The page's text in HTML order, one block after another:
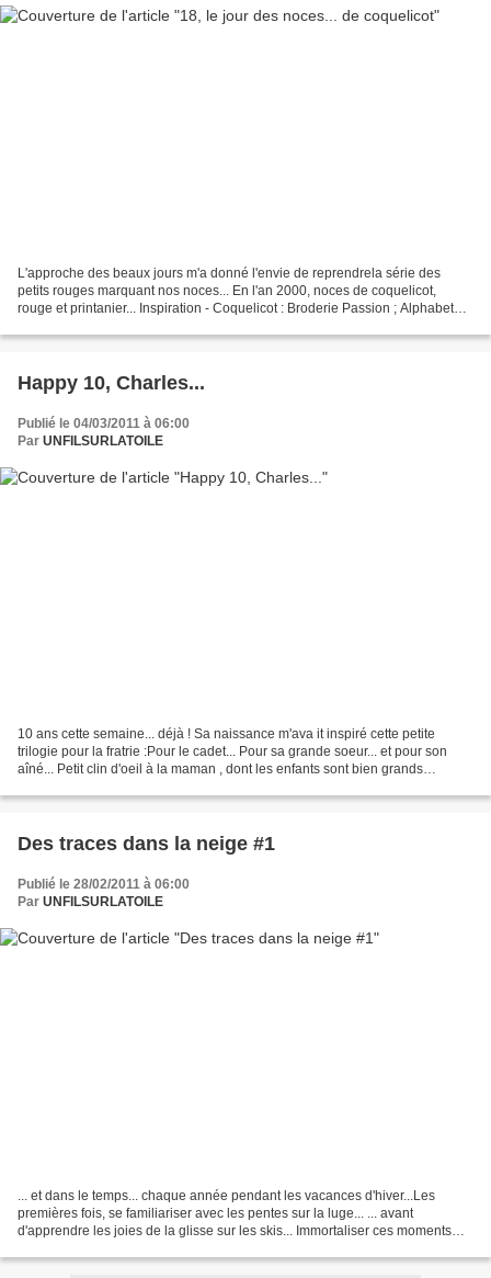
L'approche des beaux jours m'a donné l'envie de reprendrela série des
petits rouges marquant nos noces... En l'an 2000, noces de coquelicot,
rouge et printanier... Inspiration - Coquelicot : Broderie Passion ; Alphabet
Happy 10, Charles...
Publié le 04/03/2011 à 06:00
Par UNFILSURLATOILE
10 ans cette semaine... déjà ! Sa naissance m'ava it inspiré cette petite
trilogie pour la fratrie :Pour le cadet... Pour sa grande soeur... et pour son
aîné... Petit clin d'oeil à la maman , dont les enfants sont bien grands
Des traces dans la neige #1
Publié le 28/02/2011 à 06:00
Par UNFILSURLATOILE
... et dans le temps... chaque année pendant les vacances d'hiver...Les
premières fois, se familiariser avec les pentes sur la luge... ... avant
d'apprendre les joies de la glisse sur les skis... Immortaliser ces moments